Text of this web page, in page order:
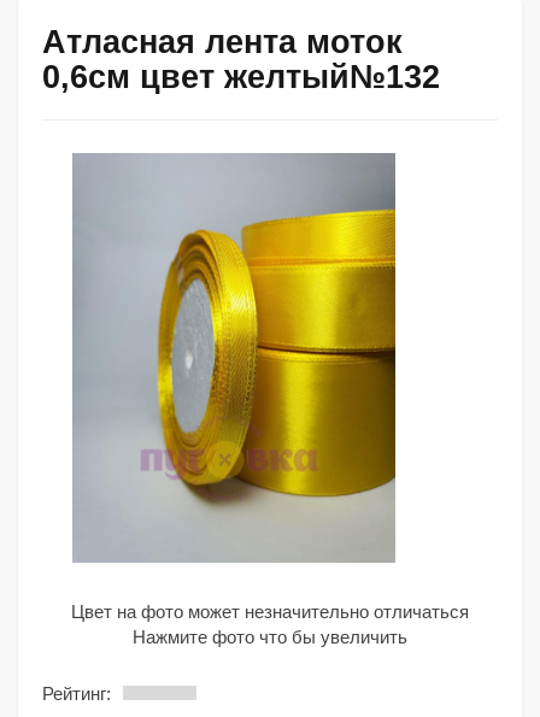
Атласная лента моток
0,6см цвет желтый№132
Цвет на фото может незначительно отличаться
Нажмите фото что бы увеличить
Рейтинг: